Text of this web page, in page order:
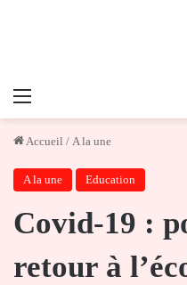
Menu
Accueil / A la une
A la une Education
Covid-19 :
retour à